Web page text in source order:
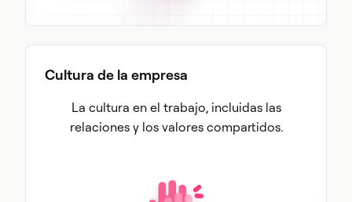
Cultura de la empresa
La cultura en el trabajo, incluidas las
relaciones y los valores compartidos.